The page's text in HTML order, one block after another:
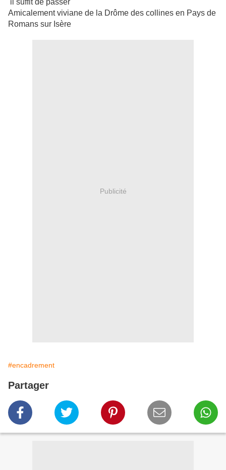
il suffit de passer
Amicalement viviane de la Drôme des collines en Pays de
Romans sur Isère
Publicité
#encadrement
Partager